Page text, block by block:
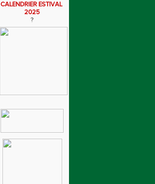
CALENDRIER ESTIVAL
2025
?